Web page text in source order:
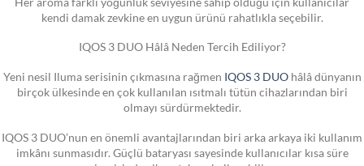
kendi damak zevkine en uygun ürünü rahatlıkla seçebilir.
IQOS 3 DUO Hâlâ Neden Tercih Ediliyor?
Yeni nesil Iluma serisinin çıkmasına rağmen IQOS 3 DUOhâlâ dünyanın
birçok ülkesinde en çok kullanılan ısıtmalı tütün cihazlarından biri
olmayı sürdürmektedir.
IQOS 3 DUO’nun en önemli avantajlarından biri arka arkaya iki kullanım
imkânı sunmasıdır. Güçlü bataryası sayesinde kullanıcılar kısa süre